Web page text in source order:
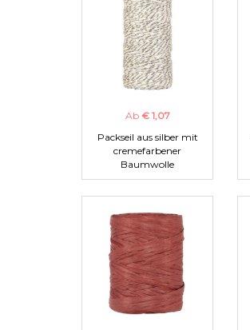
Ab € 1,07
Packseil aus silber mit
cremefarbener
Baumwolle